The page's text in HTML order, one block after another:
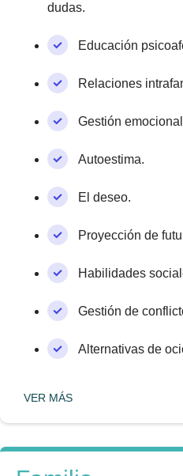
dudas.
Educación
Relaciones
Gestión
Autoestima.
El deseo.
Proyección de
Habilidades
Gestión de
Alternativas de
VER MÁS